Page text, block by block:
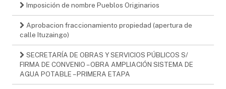
Imposición de nombre Pueblos Originarios
Aprobacion fraccionamiento propiedad (apertura de
calle Ituzaingo)
SECRETARÍA DE OBRAS Y SERVICIOS PÚBLICOS S/
FIRMA DE CONVENIO – OBRA AMPLIACIÓN SISTEMA DE
AGUA POTABLE – PRIMERA ETAPA